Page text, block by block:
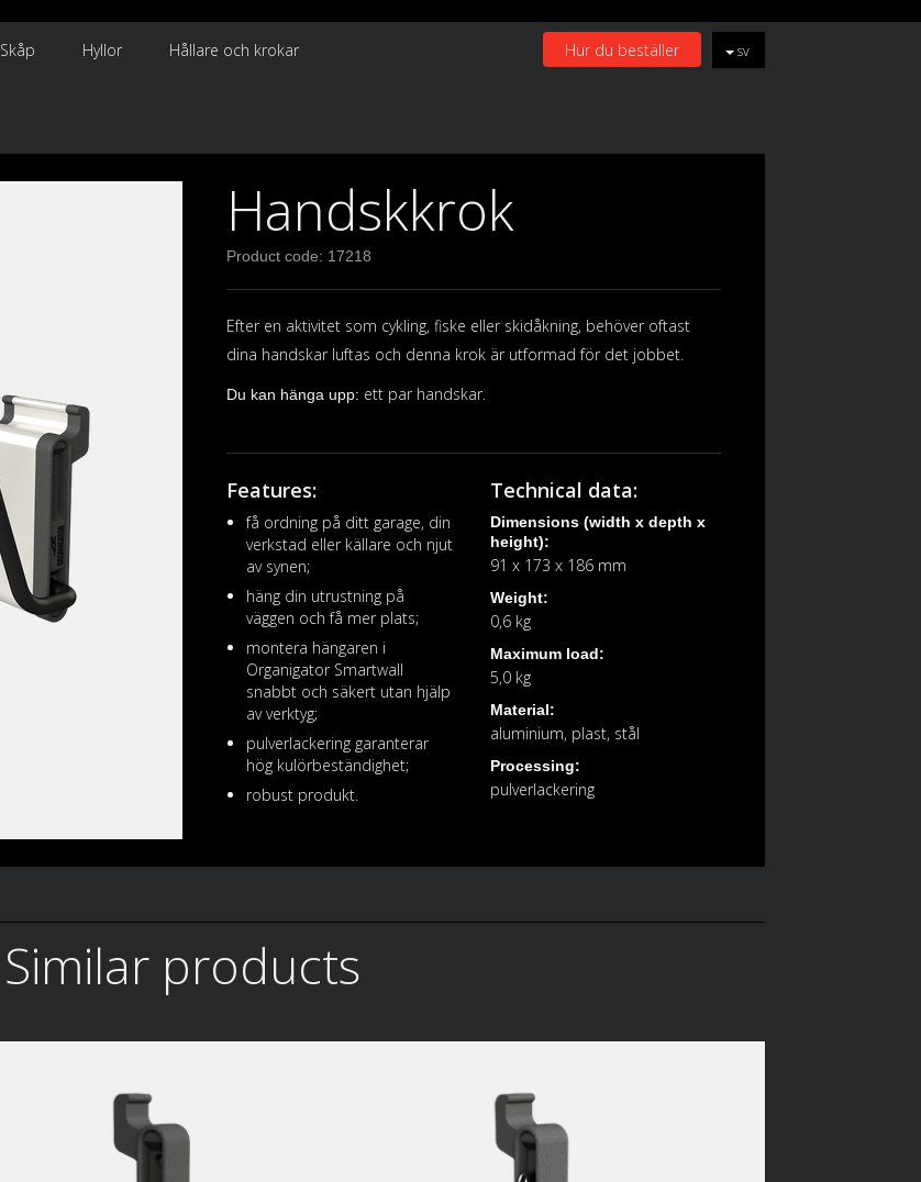
Skåp Hyllor Hållare och krokar Hur du beställer sv
Handskkrok
Product code: 17218
Efter en aktivitet som cykling, fiske eller skidåkning, behöver oftast
dina handskar luftas och denna krok är utformad för det jobbet.
Du kan hänga upp: ett par handskar.
Features:
få ordning på ditt garage, din
verkstad eller källare och njut
av synen;
häng din utrustning på
väggen och få mer plats;
montera hängaren i
Organigator Smartwall
snabbt och säkert utan hjälp
av verktyg;
pulverlackering garanterar
hög kulörbeständighet;
robust produkt.
Technical data:
Dimensions (width x depth x
height):
91 x 173 x 186 mm
Weight:
0,6 kg
Maximum load:
5,0 kg
Material:
aluminium, plast, stål
Processing:
pulverlackering
Similar products